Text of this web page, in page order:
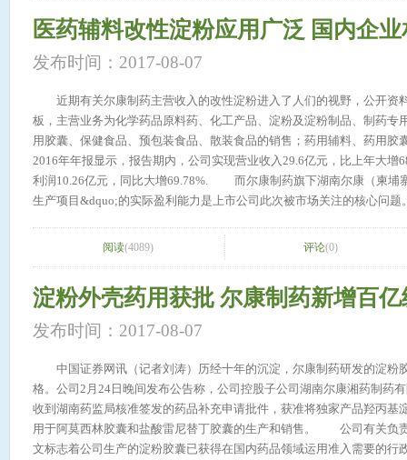
缘人携手共创医药事业辉煌，全心全意为人类健康服务。 【产品
纤维素崩解剂辅料 微晶纤维素(Micocysallinecellulose,MCC)是天然
可自由流动的极细微的短棒状或粉末状多孔状颗粒,颜色为白色或近白色
限聚合度(LODP)在15~375;不具纤维性而流动性极强。不溶于水、稀酸
解、润涨,在羧甲基化、乙酰化、酯化过程中具有较高的反应性能。由
殊性质,微晶纤维素被广泛应用于医药、食品、化妆品以及轻化工行
吸附剂、助悬剂、稀释剂、崩解剂。微晶纤维素广泛应用于药物制剂
合剂，不仅可用于湿法制粒也可用于干法直接压片。还有一定的润
微晶纤维素也可用作药品的缓释剂。缓释过程是由活性物质进人载体的
活性物质之间的化合键被破坏,活性物质缓慢地释放出来。 微晶纤维
其与药物配合可制成奶油状或悬浮状的药液,同时还可用作胶囊剂。微
CP2015 交联聚维酮，即医药级交联聚乙烯吡咯烷酮，为白色至乳白
臭或稍有气味的、吸湿性粉末，不溶于水、酸、碱及常用有机溶剂，具
力。交联聚维酮通过“爆米化&dquo;聚合反应制得，因其溶胀性质广泛
药用级交联聚维酮CP2015基本性能如下： 崩解作用：交联PVP具有
药片中。由于内部溶胀压力超过了药片的强度，以至药片瞬间便告崩解
当水或水溶液渗入时，便被突如其来的冲击而伸长，被迫立即分离。
的孤对电子能与许多药物发生氢键作用，所以能形成络合物,交联PVP
药物释放速度，提高生物利用度，选择性吸附多酚和络合内毒素。
医药辅料改性淀粉应用广泛 国内企
发布时间：2017-08-07
近期有关尔康制药主营收入的改性淀粉进入了人们的视野，公开资
板，主营业务为化学药品原料药、化工产品、淀粉及淀粉制品、制药专
用胶囊、保健食品、预包装食品、散装食品的销售；药用辅料、药用胶囊的生产等等
2016年年报显示，报告期内，公司实现营业收入29.6亿元，比上年大增
利润10.26亿元，同比大增69.78%. 而尔康制药旗下湖南尔康（柬埔寨）投资有限公司“18万吨药用木薯淀粉
生产项目&dquo;的实际盈利能力是上市公司此次被市场关注的核心问题。 对此，在日前召开的2016年
粉产业化尚未研制成功、尚未落地。“所以当年的可行性报告比较保守
改性淀粉产业化研究项目获得成功，并在全球具有技术领先优势，尔
损，改性淀粉毛利率是90.99%，也就是说柬埔寨公司的利润是由改性淀粉产生的。
二次加工，改变性质的改性淀粉，广泛用于造纸、纺织、食品、医药、
高端改性淀粉更称得上是受到专利保护的“绿色高分子新材料&dquo;，
领域。 尤其是在医学领域，药用改性淀粉可以改善一些药物溶解性、流动性能和压缩性等，提高人体对药
物的吸收，减少药物的副作用，例如用于加工片剂、制作植物软硬胶囊
的药物。 其中，以改性淀粉为原料生产植物胶囊，是目前快速发展的新领域。植物胶囊，顾名思义是以植
物成分取代动物明胶制得的胶囊，目前采用的植物成分主要包括纤维素
囊，新兴的植物胶囊在安全性上具有明显优势，同时具有原料来源广
阅读(4089) 评论(0)
淀粉外壳药用获批 尔康制药新增百
发布时间：2017-08-07
中国证券网讯（记者刘涛）历经十年的沉淀，尔康制药研发的淀粉
格。公司2月24日晚间发布公告称，公司控股子公司湖南尔康湘药制药
收到湖南药监局核准签发的药品补充申请批件，获准将独家产品羟丙基
用于阿莫西林胶囊和盐酸雷尼替丁胶囊的生产和销售。 公司有关负
文标志着公司生产的淀粉胶囊已获得在国内药品领域运用准入需要的行